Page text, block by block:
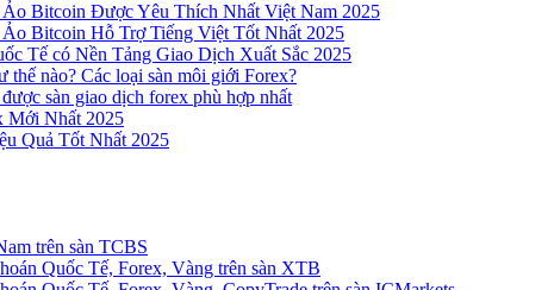
Ảo Bitcoin Được Yêu Thích Nhất Việt Nam 2025
Ảo Bitcoin Hỗ Trợ Tiếng Việt Tốt Nhất 2025
Tế có Nền Tảng Giao Dịch Xuất Sắc 2025
thế nào? Các loại sàn môi giới Forex?
sàn giao dịch forex phù hợp nhất
Mới Nhất 2025
Quả Tốt Nhất 2025
trên sàn TCBS
Quốc Tế, Forex, Vàng trên sàn XTB